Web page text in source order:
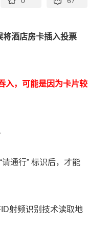
将酒店房卡插入投票
入，可能是因为卡片较
通行” 标识后，才能
射频识别技术读取地